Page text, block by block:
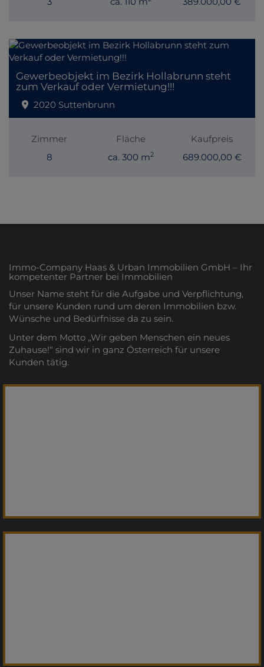
Gewerbeobjekt im Bezirk Hollabrunn steht
zum Verkauf oder Vermietung!!!
2020 Suttenbrunn
Zimmer
8
Fläche
ca. 300 m2
Kaufpreis
689.000,00 €
Immo-Company Haas & Urban Immobilien GmbH – Ihr
kompetenter Partner bei Immobilien
Unser Name steht für die Aufgabe und Verpflichtung,
für unsere Kunden rund um deren Immobilien bzw.
Wünsche und Bedürfnisse da zu sein.
Unter dem Motto „Wir geben Menschen ein neues
Zuhause!“ sind wir in ganz Österreich für unsere
Kunden tätig.